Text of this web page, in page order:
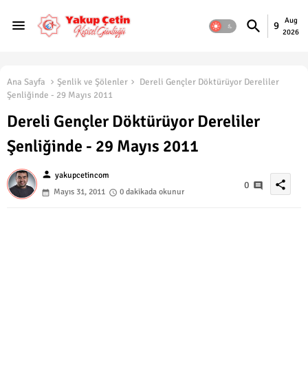
9
Aug
2026
Ana Sayfa Şenlik ve Şölenler
Dereli Gençler Döktürüyor Dereliler
Şenliğinde - 29 Mayıs 2011
Dereli Gençler Döktürüyor Dereliler
Şenliğinde - 29 Mayıs 2011
person yakupcetincom
Mayıs 31, 2011
0 dakikada okunur
0 share